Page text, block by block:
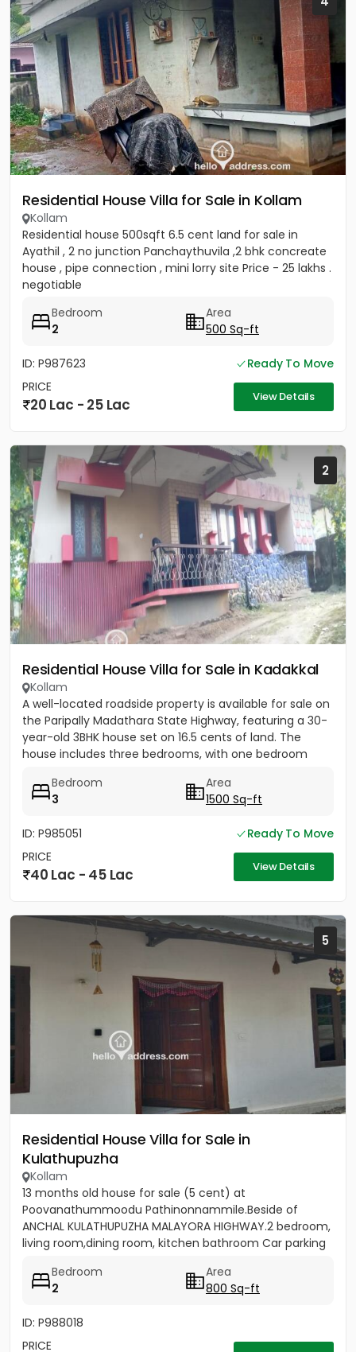
Residential House Villa for Sale in Kollam
Kollam
Residential house 500sqft 6.5 cent land for sale in
Ayathil , 2 no junction Panchaythuvila ,2 bhk concreate
house , pipe connection , mini lorry site Price - 25 lakhs .
negotiable
Bedroom
2
Area
500 Sq-ft
ID: P987623
Ready To Move
PRICE
20 Lac - 25 Lac View Details
2
Residential House Villa for Sale in Kadakkal
Kollam
A well-located roadside property is available for sale on
the Paripally Madathara State Highway, featuring a 30-
year-old 3BHK house set on 16.5 cents of land. The
house includes three bedrooms, with one bedroom
Bedroom
3
Area
1500 Sq-ft
ID: P985051
Ready To Move
PRICE
40 Lac - 45 Lac View Details
5
Residential House Villa for Sale in
Kulathupuzha
Kollam
13 months old house for sale (5 cent) at
Poovanathummoodu Pathinonnammile.Beside of
ANCHAL KULATHUPUZHA MALAYORA HIGHWAY.2 bedroom,
living room,dining room, kitchen bathroom Car parking
Bedroom
2
Area
800 Sq-ft
ID: P988018
PRICE